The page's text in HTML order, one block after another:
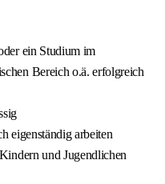
ein Studium im
Bereich o.ä. erfolgreich
eigenständig arbeiten
und Jugendlichen